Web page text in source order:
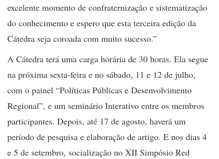
excelente momento de confraternização e sistematização
do conhecimento e espero que esta terceira edição da
Cátedra seja coroada com muito sucesso.”
A Cátedra terá uma carga horária de 30 horas. Ela segue
na próxima sexta-feira e no sábado, 11 e 12 de julho,
com o painel “Políticas Públicas e Desenvolvimento
Regional”, e um seminário Interativo entre os membros
participantes. Depois, até 17 de agosto, haverá um
período de pesquisa e elaboração de artigo. E nos dias 4
e 5 de setembro, socialização no XII Simpósio Red